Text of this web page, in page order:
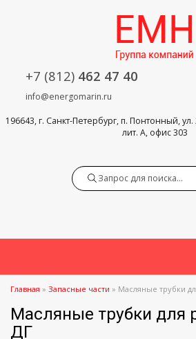
+7 (812) 462 47 40
info@energomarin.ru
196643, г. Санкт-Петербург, п. Понтонный,
лит. А, офис 303
Главная » Запасные части » Масляные трубки
Масляные трубки для
ДГ